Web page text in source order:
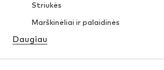
Striukės
Marškinėliai ir palaidinės
Apatiniai
Palaidinės ir tunikos
Daugiau